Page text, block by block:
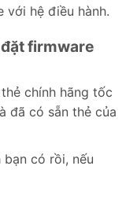
với hệ điều hành.
firmware
chính hãng tốc
đã có sẵn thẻ của
có rồi, nếu